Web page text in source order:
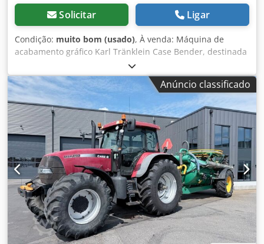
Solicitar Ligar
Condição: muito bom (usado), À venda: Máquina de
acabamento gráfico Karl Tränklein Case Bender, destinada
à formação e curvatura dos lombos de capas de livros em
capa dura. O equipamento confere às capas o raio
adequado, garantindo ajuste perfeito ao miolo do livro. A
máquina está equipada com rolos ajustáveis para
adaptação a diferentes espessuras de capas. A construção
robusta em ferro fundido assegura alta precisão e longa
durabilidade. Dados técnicos: Fabricante: Karl Tränklein
Tipo: Case Bender / máquina para formação de lombadas
Largura de trabalho: aprox. 600 mm Regulação da pressão
dos rolos Construção estável em ferro fundido
Acionamento elétrico Mesa de trabalho Estado: usada
Aplicações: produção de livros em capa dura,
encadernadoras, gráficas, empresas de impressão,
produção de álbuns, catálogos e capas. Dodpfxoziwnbo
Aixekr
Anúncio classificado